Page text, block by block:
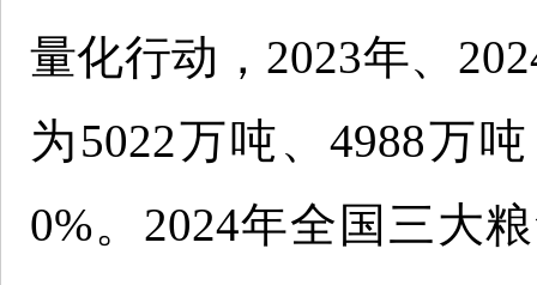
量化行动，2023年、
为5022万吨、4988万
0%。2024年全国三大